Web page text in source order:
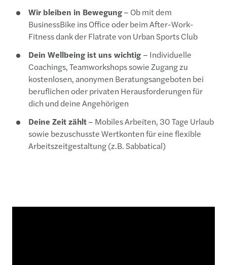
Wir bleiben in Bewegung– Ob mit dem
BusinessBike ins Office oder beim After-Work-
Fitness dank der Flatrate von Urban Sports Club
Dein Wellbeing ist uns wichtig – Individuelle
Coachings, Teamworkshops sowie Zugang zu
kostenlosen, anonymen Beratungsangeboten bei
beruflichen oder privaten Herausforderungen für
dich und deine Angehörigen
Deine Zeit zählt– Mobiles Arbeiten, 30 Tage Urlaub
sowie bezuschusste Wertkonten für eine flexible
Arbeitszeitgestaltung (z.B. Sabbatical)